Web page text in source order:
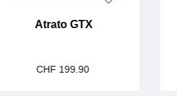
Atrato GTX
CHF 199.90